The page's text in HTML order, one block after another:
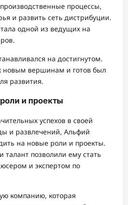
процессы,
и развить сеть дистрибуции.
одной из ведущих на
на достигнутом.
новым вершинам и готов был
развития.
и проекты
успехов в своей
и развлечений, Альфий
на новые роли и проекты.
талант позволили ему стать
и экспертом по
компанию, которая